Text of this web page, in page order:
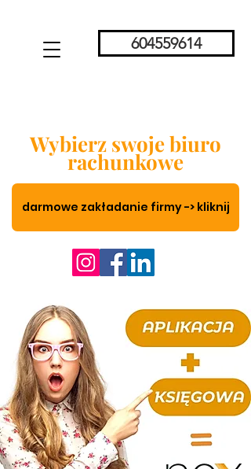
604559614
Wybierz swoje biuro
rachunkowe
darmowe zakładanie firmy -> kliknij